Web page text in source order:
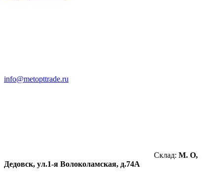
info@metopttrade.ru
Склад: М. О,
Дедовск, ул.1-я Волоколамская, д.74А